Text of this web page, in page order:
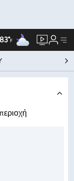
83°F